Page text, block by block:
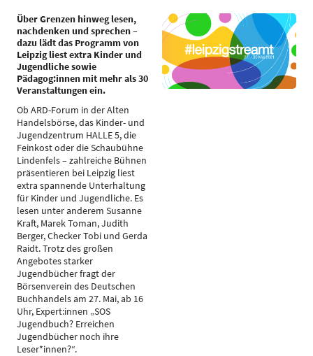
Über Grenzen hinweg lesen,
nachdenken und sprechen –
dazu lädt das Programm von
Leipzig liest extra Kinder und
Jugendliche sowie
Pädagog:innen mit mehr als 30
Veranstaltungen ein.
Ob ARD-Forum in der Alten
Handelsbörse, das Kinder- und
Jugendzentrum HALLE 5, die
Feinkost oder die Schaubühne
Lindenfels – zahlreiche Bühnen
präsentieren bei Leipzig liest
extra spannende Unterhaltung
für Kinder und Jugendliche. Es
lesen unter anderem Susanne
Kraft, Marek Toman, Judith
Berger, Checker Tobi und Gerda
Raidt. Trotz des großen
Angebotes starker
Jugendbücher fragt der
Börsenverein des Deutschen
Buchhandels am 27. Mai, ab 16
Uhr, Expert:innen „SOS
Jugendbuch? Erreichen
Jugendbücher noch ihre
Leser*innen?“.